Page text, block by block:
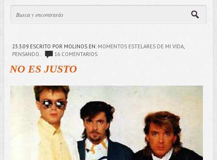
23.3.09ESCRITO POR MOLINOS EN: MOMENTOS ESTELARES DE MI VIDA,
PENSANDO..
16 COMENTARIOS
NO ES JUSTO